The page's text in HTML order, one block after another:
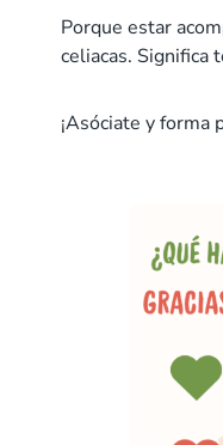
Porque estar
celiacas. Significa
¡Asóciate y forma